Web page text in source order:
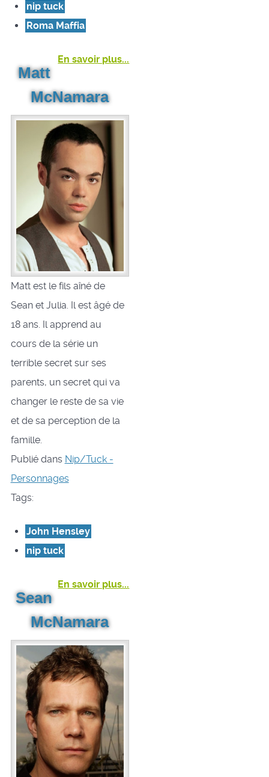
nip tuck
Roma Maffia
En savoir plus...
Matt
McNamara
Matt est le fils aîné de
Sean et Julia. Il est âgé de
18 ans. Il apprend au
cours de la série un
terrible secret sur ses
parents, un secret qui va
changer le reste de sa vie
et de sa perception de la
famille.
Publié dans Nip/Tuck -
Personnages
Tags:
John Hensley
nip tuck
En savoir plus...
Sean
McNamara